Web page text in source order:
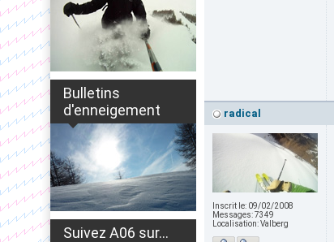
Bulletins
d'enneigement
Suivez A06 sur...
radical
Inscrit le: 09/02/2008
Messages:7349
Localisation:Valberg